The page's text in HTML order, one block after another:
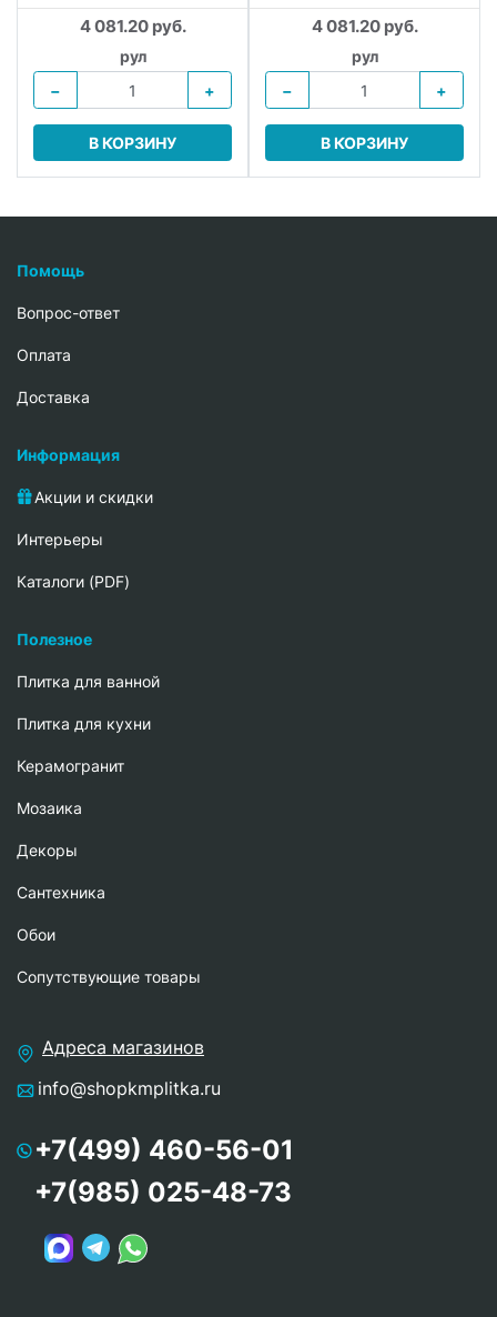
4 081.20 руб.
рул
−
+
В КОРЗИНУ
4 081.20 руб.
рул
−
+
В КОРЗИНУ
Помощь
Вопрос-ответ
Oплата
Доставка
Информация
Акции и скидки
Интерьеры
Каталоги (PDF)
Полезное
Плитка для ванной
Плитка для кухни
Керамогранит
Мозаика
Декоры
Сантехника
Обои
Сопутствующие товары
Адреса магазинов
info@shopkmplitka.ru
+7(499) 460-56-01
+7(985) 025-48-73